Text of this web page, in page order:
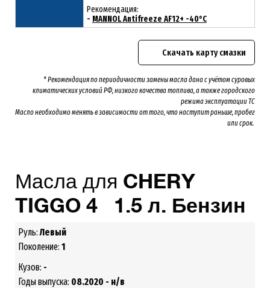
Рекомендация:
- MANNOL Antifreeze AF12+ -40°C
Скачать карту смазки
* Рекомендация по периодичности замены масла дана с учётом суровых
климатических условий РФ, низкого качества топлива, а также городского
режима эксплуатации ТС
Масло необходимо менятьв зависимости от того, что наступит раньше, пробег
или срок.
Масла для CHERY
TIGGO 4 1.5 л. Бензин
Руль:Левый
Поколение: 1
Кузов: -
Годы выпуска: 08.2020 - н/в